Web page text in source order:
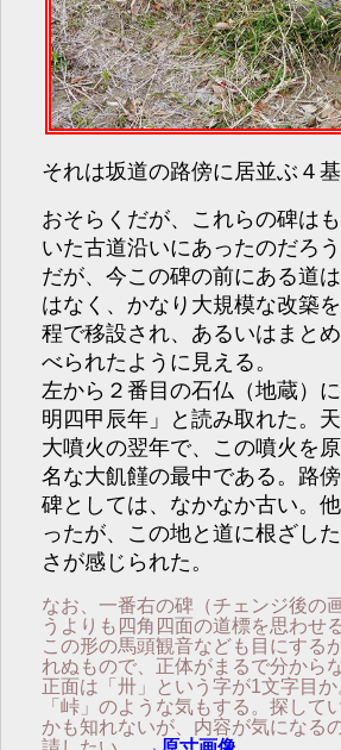
それは坂道の路傍に居並ぶ４基
おそらくだが、これらの碑は
いた古道沿いにあったのだろう
だが、今この碑の前にある道
はなく、かなり大規模な改築
程で移設され、あるいはまと
べられたように見える。
左から２番目の石仏（地蔵）
明四甲辰年」と読み取れた。
大噴火の翌年で、この噴火を
名な大飢饉の最中である。路
碑としては、なかなか古い。
ったが、この地と道に根ざし
さが感じられた。
なお、一番右の碑（チェンジ後の
うよりも四角四面の道標を思わせ
この形の馬頭観音なども目にする
れぬもので、正体がまるで分からな
正面は「卅」という字が1文字目
「峠」のような気もする。探して
かも知れないが、内容が気になる